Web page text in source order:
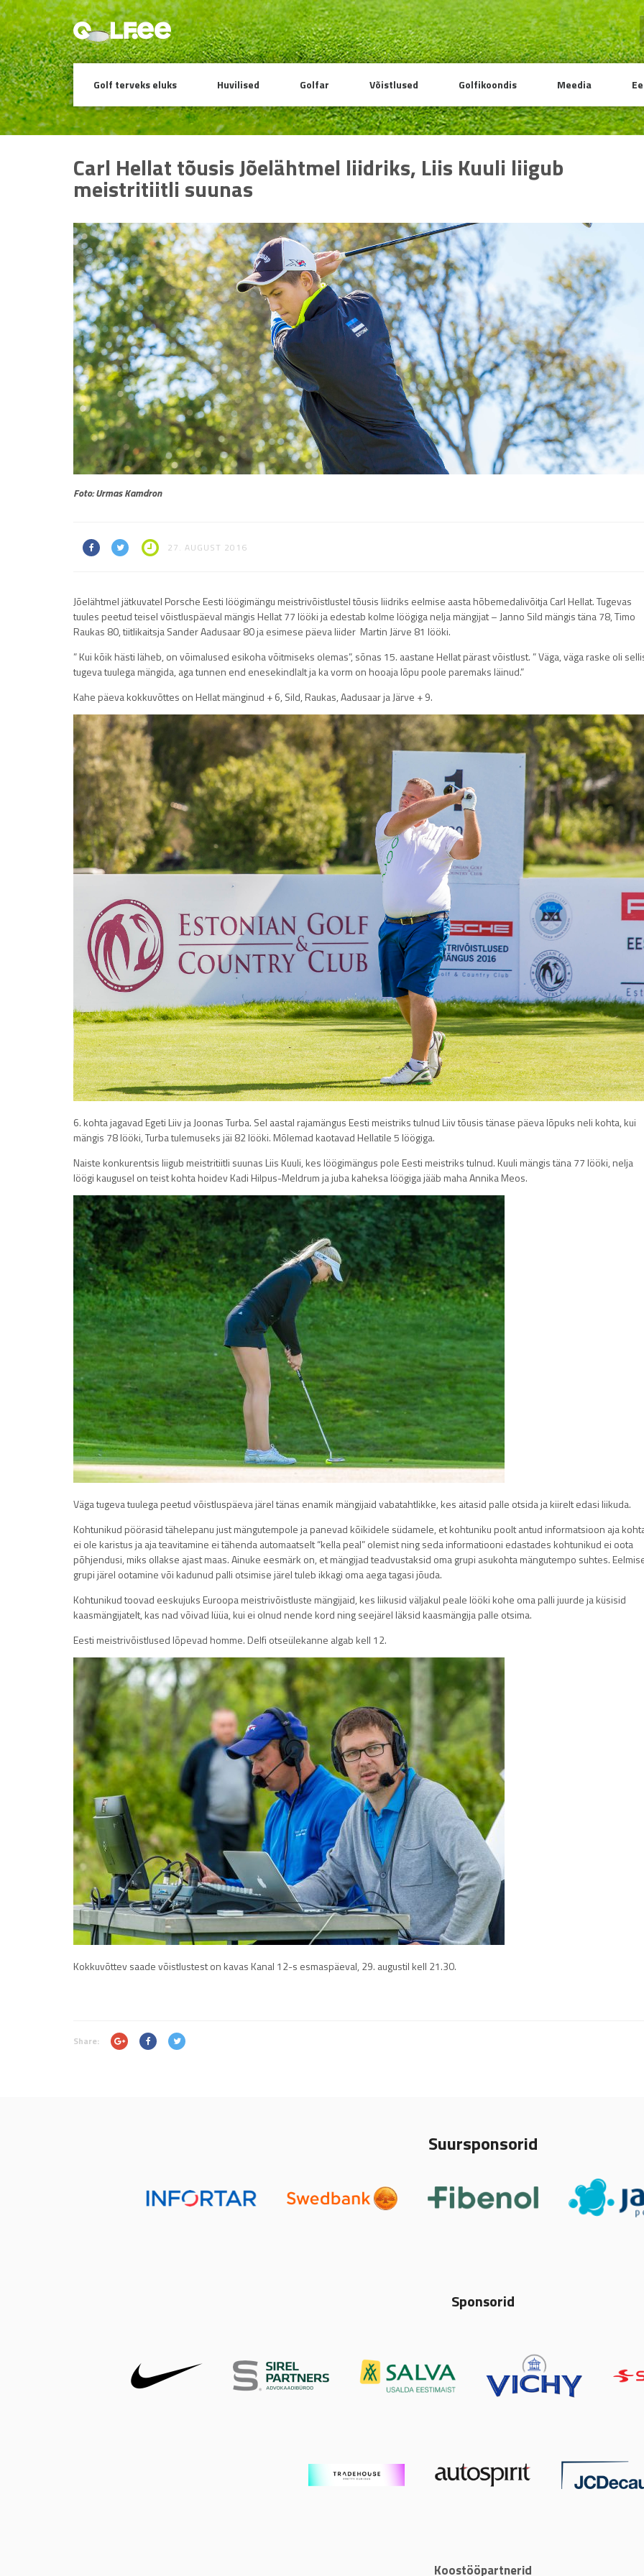
Golf terveks eluks Huvilised Golfar Võistlused Golfikoondis Meedia
Carl Hellat tõusis Jõelähtmel liidriks, Liis Kuuli liigub
meistritiitli suunas
Foto: Urmas Kamdron
27. AUGUST 2016
Jõelähtmel jätkuvatel Porsche Eesti löögimängu meistrivõistlustel tõusis liidriks eelmise aasta hõbemedalivõitja Carl Hellat. Tugevas
tuules peetud teisel võistluspäeval mängis Hellat 77 lööki ja edestab kolme löögiga nelja mängijat – Janno Sild mängis täna 78, Timo
Raukas 80, tiitlikaitsja Sander Aadusaar 80 ja esimese päeva liider Martin Järve 81 lööki.
” Kui kõik hästi läheb, on võimalused esikoha võitmiseks olemas”, sõnas 15. aastane Hellat pärast võistlust. ” Väga, väga raske oli
tugeva tuulega mängida, aga tunnen end enesekindlalt ja ka vorm on hooaja lõpu poole paremaks läinud.”
Kahe päeva kokkuvõttes on Hellat mänginud + 6, Sild, Raukas, Aadusaar ja Järve + 9.
6. kohta jagavad Egeti Liiv ja Joonas Turba. Sel aastal rajamängus Eesti meistriks tulnud Liiv tõusis tänase päeva lõpuks neli kohta, kui
mängis 78 lööki, Turba tulemuseks jäi 82 lööki. Mõlemad kaotavad Hellatile 5 löögiga.
Naiste konkurentsis liigub meistritiitli suunas Liis Kuuli, kes löögimängus pole Eesti meistriks tulnud. Kuuli mängis täna 77 lööki, nelja
löögi kaugusel on teist kohta hoidev Kadi Hilpus-Meldrum ja juba kaheksa löögiga jääb maha Annika Meos.
Väga tugeva tuulega peetud võistluspäeva järel tänas enamik mängijaid vabatahtlikke, kes aitasid palle otsida ja kiirelt edasi liikuda.
Kohtunikud pöörasid tähelepanu just mängutempole ja panevad kõikidele südamele, et kohtuniku poolt antud informatsioon aja
ei ole karistus ja aja teavitamine ei tähenda automaatselt “kella peal” olemist ning seda informatiooni edastades kohtunikud ei oota
põhjendusi, miks ollakse ajast maas. Ainuke eesmärk on, et mängijad teadvustaksid oma grupi asukohta mängutempo suhtes.
grupi järel ootamine või kadunud palli otsimise järel tuleb ikkagi oma aega tagasi jõuda.
Kohtunikud toovad eeskujuks Euroopa meistrivõistluste mängijaid, kes liikusid väljakul peale lööki kohe oma palli juurde ja küsisid
kaasmängijatelt, kas nad võivad lüüa, kui ei olnud nende kord ning seejärel läksid kaasmängija palle otsima.
Eesti meistrivõistlused lõpevad homme. Delfi otseülekanne algab kell 12.
Kokkuvõttev saade võistlustest on kavas Kanal 12-s esmaspäeval, 29. augustil kell 21.30.
Share:
Suursponsorid
Sponsorid
Koostööpartnerid